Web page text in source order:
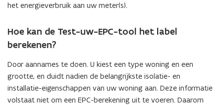
het energieverbruik aan uw meter(s).
Hoe kan de Test-uw-EPC-tool het label
berekenen?
Door aannames te doen. U kiest een type woning en een
grootte, en duidt nadien de belangrijkste isolatie- en
installatie-eigenschappen van uw woning aan. Deze informatie
volstaat niet om een EPC-berekening uit te voeren. Daarom